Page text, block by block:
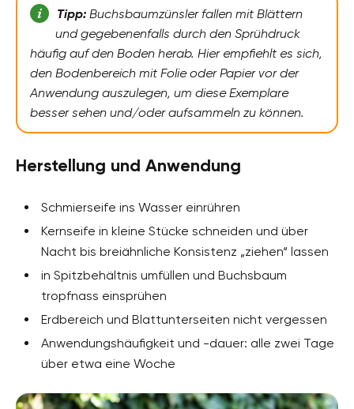
Tipp: Buchsbaumzünsler fallen mit Blättern
und gegebenenfalls durch den Sprühdruck
häufig auf den Boden herab. Hier empfiehlt es sich,
den Bodenbereich mit Folie oder Papier vor der
Anwendung auszulegen, um diese Exemplare
besser sehen und/oder aufsammeln zu können.
Herstellung und Anwendung
Schmierseife ins Wasser einrühren
Kernseife in kleine Stücke schneiden und über
Nacht bis breiähnliche Konsistenz „ziehen“ lassen
in Spitzbehältnis umfüllen und Buchsbaum
tropfnass einsprühen
Erdbereich und Blattunterseiten nicht vergessen
Anwendungshäufigkeit und -dauer: alle zwei Tage
über etwa eine Woche